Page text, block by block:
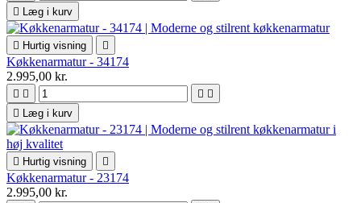
 Læg i kurv
 Hurtig visning 
Køkkenarmatur - 34174
2.995,00 kr.
   
 Læg i kurv
 Hurtig visning 
Køkkenarmatur - 23174
2.995,00 kr.